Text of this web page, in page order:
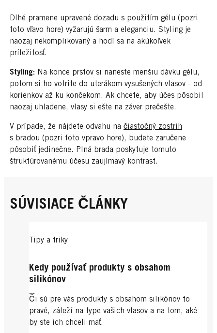
Dlhé pramene upravené dozadu s použitím gélu (pozri
foto vľavo hore) vyžarujú šarm a eleganciu. Styling je
naozaj nekomplikovaný a hodí sa na akúkoľvek
príležitosť.
Styling: Na konce prstov si naneste menšiu dávku gélu,
potom si ho votrite do uterákom vysušených vlasov - od
korienkov až ku končekom. Ak chcete, aby účes pôsobil
naozaj uhladene, vlasy si ešte na záver prečešte.
V prípade, že nájdete odvahu na čiastočný zostrih
s bradou (pozri foto vpravo hore), budete zaručene
pôsobiť jedinečne. Plná brada poskytuje tomuto
štruktúrovanému účesu zaujímavý kontrast.
SÚVISIACE ČLÁNKY
Tipy a triky
Kedy používať produkty s obsahom
silikónov
...
Či sú pre vás produkty s obsahom silikónov to
pravé, záleží na type vašich vlasov a na tom, aké
by ste ich chceli mať.